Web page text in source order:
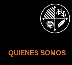
Skip to main content
QUIENES SOMOS